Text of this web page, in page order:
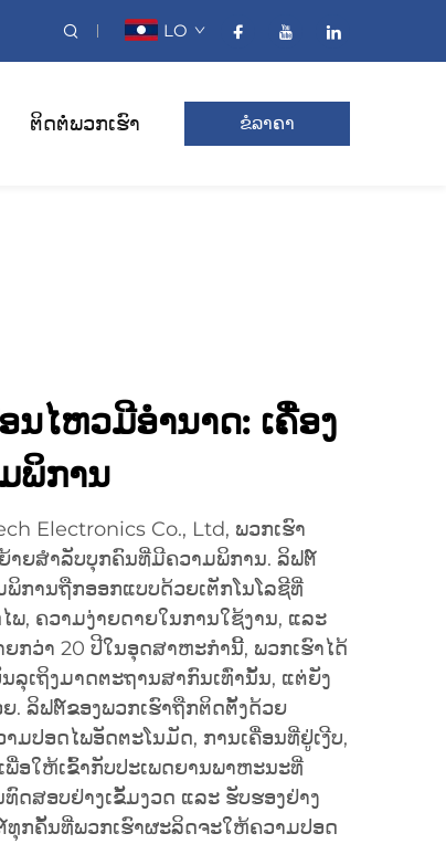
LO
ຕິດຕໍ່ພວກເຮົາ ຂໍລາຄາ
ນໄຫວມີອຳນາດ: ເຄື່ອງ
ພິການ
Electronics Co., Ltd, ພວກເຮົາ
າຍສຳລັບບຸກຄົນທີ່ມີຄວາມພິການ. ລິຟຕ໌
ການຖືກອອກແບບດ້ວຍເຕັກໂນໂລຊີທີ່
, ຄວາມງ່າຍດາຍໃນການໃຊ້ງານ, ແລະ
ກວ່າ 20 ປີໃນອຸດສາຫະກຳນີ້, ພວກເຮົາໄດ້
ເຖິງມາດຕະຖານສາກົນເທົ່ານັ້ນ, ແຕ່ຍັງ
. ລິຟຕ໌ຂອງພວກເຮົາຖືກຕິດຕັ້ງດ້ວຍ
ປອດໄພອັດຕະໂນມັດ, ການເຄື່ອນທີ່ຢູ່ເງີບ,
ອໃຫ້ເຂົ້າກັບປະເພດຍານພາຫະນະທີ່
ດສອບຢ່າງເຂັ້ມງວດ ແລະ ຮັບຮອງຢ່າງ
ທຸກຄັ້ນທີ່ພວກເຮົາຜະລິດຈະໃຫ້ຄວາມປອດ